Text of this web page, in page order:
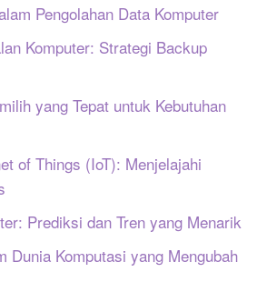
Pengolahan Data Komputer
Komputer: Strategi Backup
yang Tepat untuk Kebutuhan
of Things (IoT): Menjelajahi
Prediksi dan Tren yang Menarik
Dunia Komputasi yang Mengubah